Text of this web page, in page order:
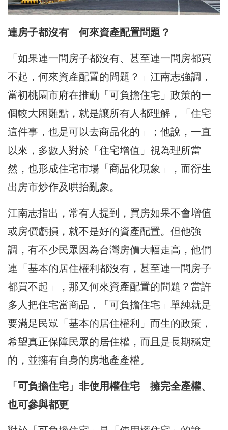
連房子都沒有 何來資產配置問題？
「如果連一間房子都沒有、甚至連一間房都買
不起，何來資產配置的問題？」江南志強調，
當初桃園市府在推動「可負擔住宅」政策的一
個較大困難點，就是讓所有人都理解，「住宅
這件事，也是可以去商品化的」；他說，一直
以來，多數人對於「住宅增值」視為理所當
然，也形成住宅市場「商品化現象」，而衍生
出房市炒作及哄抬亂象。
江南志指出，常有人提到，買房如果不會增值
或房價虧損，就不是好的資產配置。但他強
調，有不少民眾因為台灣房價大幅走高，他們
連「基本的居住權利都沒有，甚至連一間房子
都買不起」，那又何來資產配置的問題？當許
多人把住宅當商品，「可負擔住宅」單純就是
要滿足民眾「基本的居住權利」而生的政策，
希望真正保障民眾的居住權，而且是長期穩定
的，並擁有自身的房地產產權。
「可負擔住宅」非使用權住宅 擁完全產權、
也可參與都更